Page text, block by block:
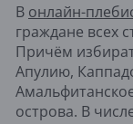
В онлайн-
граждане всех
Причём
Апулию,
острова. В